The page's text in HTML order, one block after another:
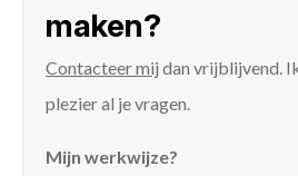
maken?
Contacteer mij dan vrijblijvend.
plezier al je vragen.
Mijn werkwijze?